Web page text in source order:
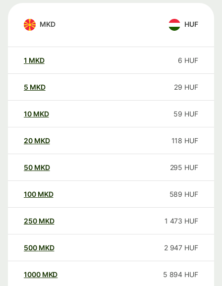
MKD HUF
1 MKD 6 HUF
5 MKD 29 HUF
10 MKD 59 HUF
20 MKD 118 HUF
50 MKD 295 HUF
100 MKD 589 HUF
250 MKD 1 473 HUF
500 MKD 2 947 HUF
1000 MKD 5 894 HUF